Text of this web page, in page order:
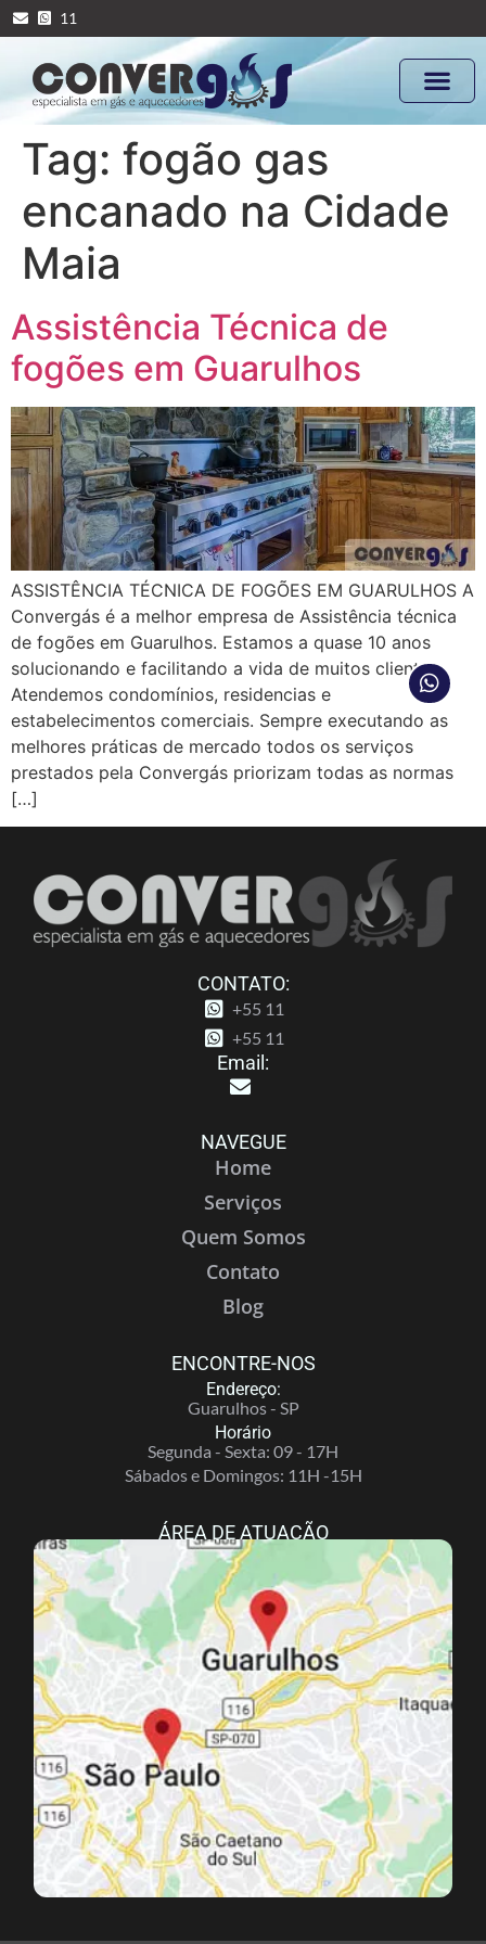
11
Tag: fogão gas
encanado na Cidade
Maia
Assistência Técnica de
fogões em Guarulhos
ASSISTÊNCIA TÉCNICA DE FOGÕES EM GUARULHOS A
Convergás é a melhor empresa de Assistência técnica
de fogões em Guarulhos. Estamos a quase 10 anos
solucionando e facilitando a vida de muitos clientes.
Atendemos condomínios, residencias e
estabelecimentos comerciais. Sempre executando as
melhores práticas de mercado todos os serviços
prestados pela Convergás priorizam todas as normas
[…]
CONTATO:
+55 11
+55 11
Email:
NAVEGUE
Home
Serviços
Quem Somos
Contato
Blog
ENCONTRE-NOS
Endereço:
Guarulhos - SP
Horário
Segunda - Sexta: 09 - 17H
Sábados e Domingos: 11H -15H
ÁREA DE ATUAÇÃO